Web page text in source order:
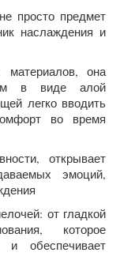
просто предмет
наслаждения и
материалов, она
в виде алой
легко вводить
во время
открывает
эмоций,
от гладкой
которое
и обеспечивает